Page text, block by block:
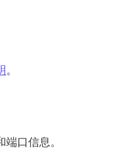
。
口信息。